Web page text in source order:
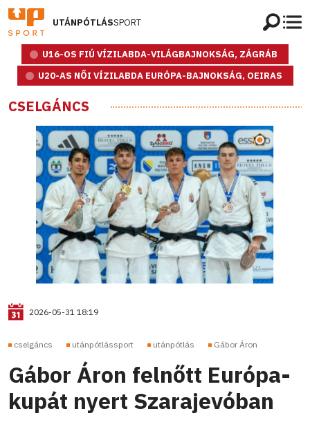
UTÁNPÓTLÁSSPORT
U16-OS FIÚ VÍZILABDA-VILÁGBAJNOKSÁG, ZÁGRÁB
U20-AS NŐI VÍZILABDA EURÓPA-BAJNOKSÁG, OEIRAS
CSELGÁNCS
2026-05-31 18:19
cselgáncs utánpótlássport utánpótlás Gábor Áron
Gábor Áron felnőtt Európa-
kupát nyert Szarajevóban